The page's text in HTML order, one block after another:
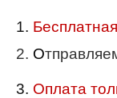
1.
2. О
3. Оплата